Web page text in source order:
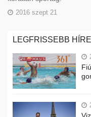
2016 szept 21
LEGFRISSEBB